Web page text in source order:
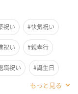
り「繊維の宝石」
、寒暖の激しい地
が高く、カシミヤ自
祝い #快気祝い
祝い #親孝行
職祝い #誕生日